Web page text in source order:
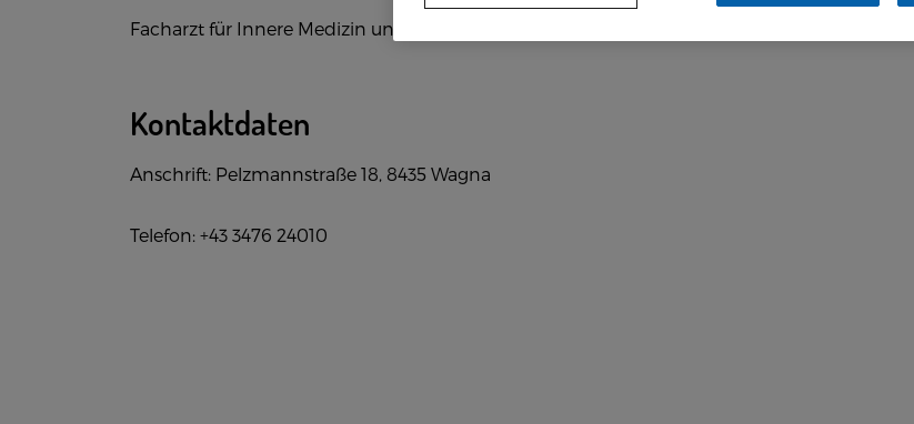
Facharzt für Innere Medizin und Rheumatologie
Kontaktdaten
Anschrift: Pelzmannstraße 18, 8435 Wagna
Telefon: +43 3476 24010